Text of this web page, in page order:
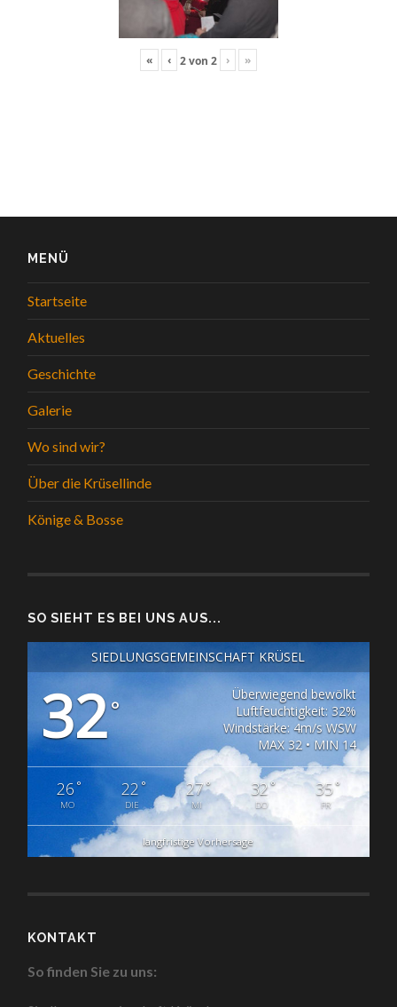
« ‹ 2von 2 › »
MENÜ
Startseite
Aktuelles
Geschichte
Galerie
Wo sind wir?
Über die Krüsellinde
Könige & Bosse
SO SIEHT ES BEI UNS AUS...
SIEDLUNGSGEMEINSCHAFT KRÜSEL
32°
Überwiegend bewölkt
Luftfeuchtigkeit: 32%
Windstärke: 4m/s WSW
MAX 32 • MIN 14
26°
MO
22 °
DIE
27°
MI
32°
DO
35°
FR
langfristige Vorhersage
KONTAKT
So finden Sie zu uns: